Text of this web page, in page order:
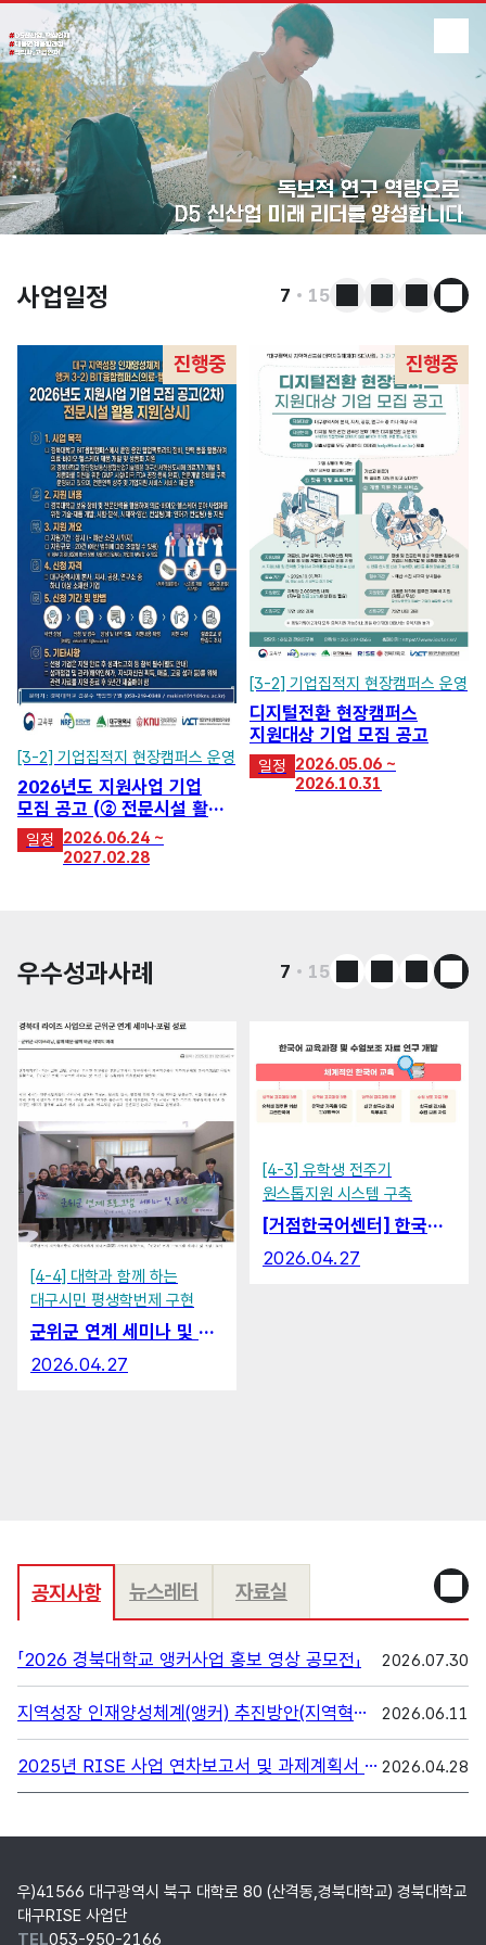
경북대학교 대구RISE사업단
주메뉴
대구RISE사업단 수행과제 성과관리
사업일정
진행중
[3-2] 기업집적지 현장캠퍼스 운영
2026년도 지원사업 기업
모집 공고 (② 전문시설 활용,
~예산 소진 시까지)
일정 2026.06.24 ~
2027.02.28
진행중
[3-2] 기업집적지 현장캠퍼스 운영
디지털전환 현장캠퍼스
지원대상 기업 모집 공고
일정 2026.05.06 ~
2026.10.31
7 15
슬라이드
사
이전 슬라이드
다음 슬라이드
우수성과사례
[4-4] 대학과 함께 하는
대구시민 평생학번제 구현
군위군 연계 세미나 및 포럼
2026.04.27
[4-3] 유학생 전주기
원스톱지원 시스템 구축
[거점한국어센터] 한국어 교육과정 3종 및 수업보조 자료 1종 연구개발
2026.04.27
7 15
슬라이드
우
이전 슬라이드
다음 슬라이드
공지사항 뉴스레터 자료실
「2026 경북대학교 앵커사업 홍보 영상 공모전」 2026.07.30
지역성장 인재양성체계(앵커) 추진방안(지역혁신중심 대학지원체계(RISE) 재구조화)에 따른 변경사항 안내 2026.06.11
2025년 RISE 사업 연차보고서 및 과제계획서 제출 안내 2026.04.28
공
경북대학교 대구RISE사업단
우)41566 대구광역시 북구 대학로 80 (산격동,경북대학교) 경북대학교
대구RISE 사업단
TEL053-950-2166